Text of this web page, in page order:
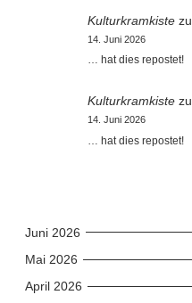
Kulturkramkiste zu
14. Juni 2026
… hat dies repostet!
Kulturkramkiste zu
14. Juni 2026
… hat dies repostet!
Juni 2026
Mai 2026
April 2026